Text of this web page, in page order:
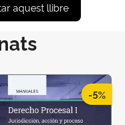
aquest llibre
-5%